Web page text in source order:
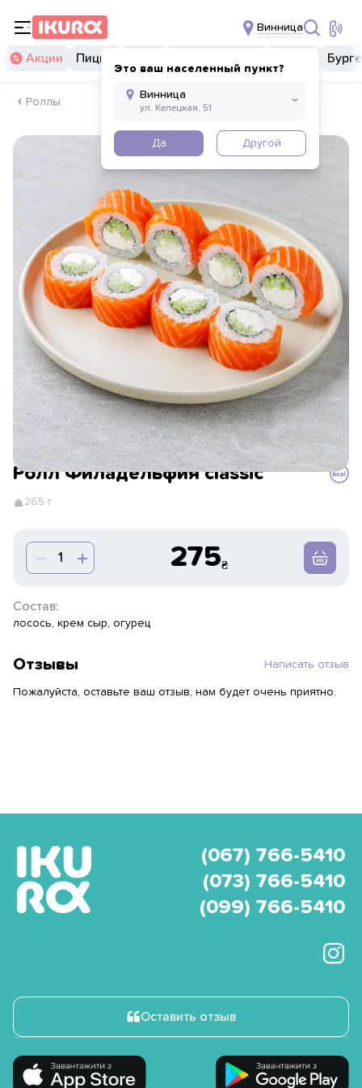
Винница
Это ваш населенный пункт?
Да Другой
Акции Пицца
Роллы
Ролл Филадельфия classic
265 г
275
Состав:
лосось, крем сыр, огурец
Отзывы Написать отзыв
Пожалуйста, оставьте ваш отзыв, нам будет очень приятно.
(067) 766-5410
(073) 766-5410
(099) 766-5410
Оставить отзыв